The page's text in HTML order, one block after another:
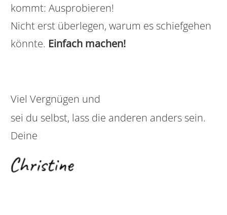
kommt: Ausprobieren!
Nicht erst überlegen, warum es schiefgehen
könnte. Einfach machen!
Viel Vergnügen und
sei du selbst, lass die anderen anders sein.
Deine